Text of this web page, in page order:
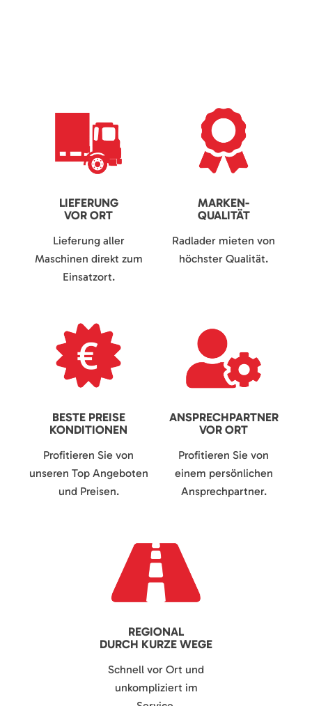
LIEFERUNG
VOR ORT
Lieferung aller
Maschinen direkt zum
Einsatzort.
MARKEN-
QUALITÄT
Radlader mieten von
höchster Qualität.
BESTE PREISE
KONDITIONEN
Profitieren Sie von
unseren Top Angeboten
und Preisen.
ANSPRECHPARTNER
VOR ORT
Profitieren Sie von
einem persönlichen
Ansprechpartner.
REGIONAL
DURCH KURZE WEGE
Schnell vor Ort und
unkompliziert im